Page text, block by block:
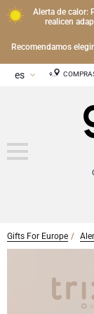
Alerta de calor:
realicen
Recomendamos
CHAMPÁN
Regalos de
Regalos
Regalos de
OTRAS
Gifts For Europe